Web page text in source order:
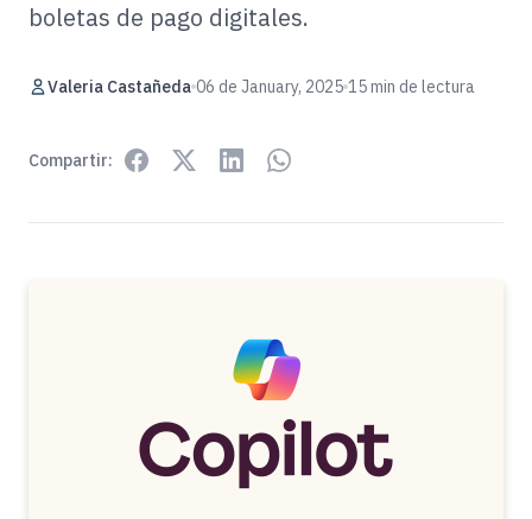
boletas de pago digitales.
Valeria Castañeda 06 de January, 2025 15 min de lectura
Compartir: